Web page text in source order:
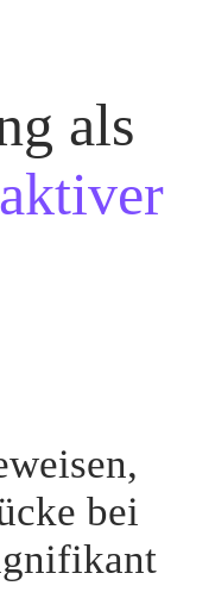
als
bei